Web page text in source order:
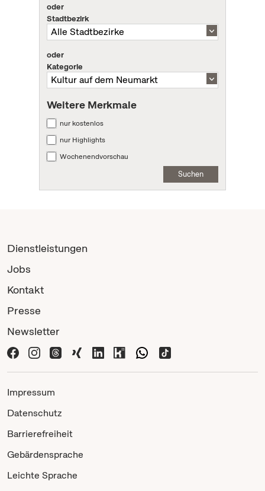
oder
Stadtbezirk
oder
Kategorie
Weitere Merkmale
nur kostenlos
nur Highlights
Wochenendvorschau
Suchen
Dienstleistungen
Jobs
Kontakt
Presse
Newsletter
Impressum
Datenschutz
Barrierefreiheit
Gebärdensprache
Leichte Sprache